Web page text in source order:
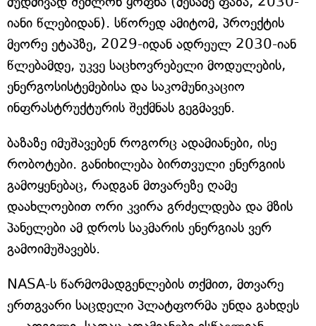
იანი წლებიდან). სწორედ ამიტომ, პროექტის
მეორე ეტაპზე, 2029-იდან ადრეულ 2030-იან
წლებამდე, უკვე საცხოვრებელი მოდულების,
ენერგოსისტემებისა და საკომუნიკაციო
ინფრასტრუქტურის შექმნას გეგმავენ.
ბაზაზე იმუშავებენ როგორც ადამიანები, ისე
რობოტები. განიხილება ბირთვული ენერგიის
გამოყენებაც, რადგან მთვარეზე ღამე
დაახლოებით ორი კვირა გრძელდება და მზის
პანელები ამ დროს საკმარის ენერგიას ვერ
გამოიმუშავებს.
NASA-ს წარმომადგენლების თქმით, მთვარე
ერთგვარი საცდელი პლატფორმა უნდა გახდეს